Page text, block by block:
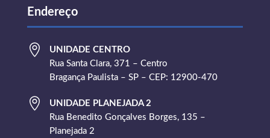
Endereço

UNIDADE CENTRO
Rua Santa Clara, 371 – Centro
Bragança Paulista – SP – CEP: 12900-470

UNIDADE PLANEJADA 2
Rua Benedito Gonçalves Borges, 135 –
Planejada 2